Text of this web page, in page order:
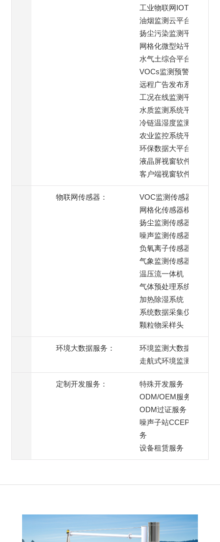
工业物联网IOT云平台
油烟监测云平台
扬尘污染监测平台
网格化微型站平台
水气土综合平台
VOCs监测预警平台
远程广告发布系统
工况在线监测平台
水质监测系统平台
冷链温湿度监测平台
农业监控系统平台
环保数据大平台
液晶屏视窗软件
客户端视窗软件
物联网传感器：
VOC监测传感器
网格化传感器模组
扬尘监测传感器
噪声监测传感器
负氧离子传感器
气象监测传感器
温压流一体机
气体预处理系统
加热除湿系统
系统数据采集仪
颗粒物采样头
环境大数据服务：
环境监测大数据服务
走航式环境监测服务
定制开发服务：
特殊开发服务
ODM/OEM服务
ODM过证服务
噪声子站CCEP过证服
务
设备租赁服务